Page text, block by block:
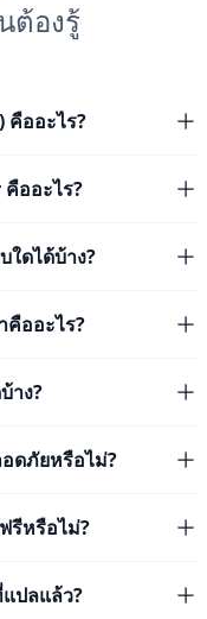
ต้องรู้
คืออะไร?
ออะไร?
ดได้บ้าง?
คืออะไร?
าง?
ดภัยหรือไม่?
รีหรือไม่?
ปลแล้ว?